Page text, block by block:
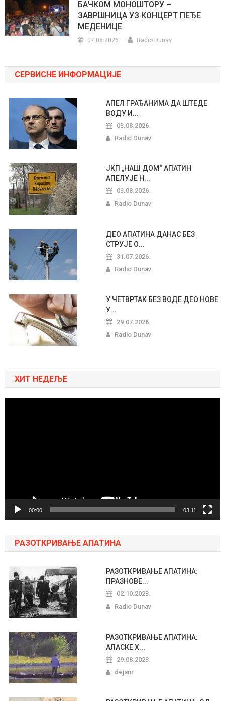
БАЧКОМ МОНОШТОРУ –
ЗАВРШНИЦА УЗ КОНЦЕРТ ПЕЂЕ
МЕДЕНИЦЕ
07.08.2026. Radio Dunav
СЕРВИСНЕ ИНФОРМАЦИЈЕ
АПЕЛ ГРАЂАНИМА ДА ШТЕДЕ
ВОДУ И...
03.08.2026.
Radio Dunav
ЈКП „НАШ ДОМ“ АПАТИН
АПЕЛУЈЕ Н...
03.08.2026.
Radio Dunav
ДЕО АПАТИНА ДАНАС БЕЗ
СТРУЈЕ О...
31.07.2026.
Radio Dunav
У ЧЕТВРТАК БЕЗ ВОДЕ ДЕО НОВЕ
У...
29.07.2026.
Radio Dunav
ХИТ НЕДЕЉЕ
00:00 03:11
РАЗОТКРИВАЊЕ АПАТИНА
РАЗОТКРИВАЊЕ АПАТИНА:
ПРАЗНОВЕ...
02.10.2023.
Radio Dunav
РАЗОТКРИВАЊЕ АПАТИНА:
АЛАСКЕ Х...
29.08.2023.
dejanr